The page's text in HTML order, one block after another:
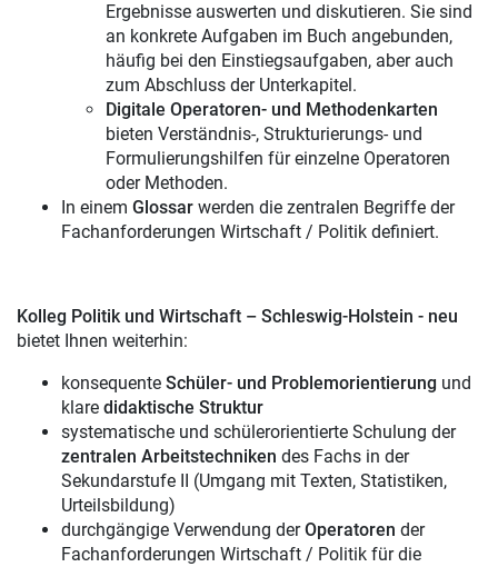
Ergebnisse auswerten und diskutieren. Sie sind
an konkrete Aufgaben im Buch angebunden,
häufig bei den Einstiegsaufgaben, aber auch
zum Abschluss der Unterkapitel.
Digitale Operatoren- und Methodenkarten
bieten Verständnis-, Strukturierungs- und
Formulierungshilfen für einzelne Operatoren
oder Methoden.
In einem Glossar werden die zentralen Begriffe der
Fachanforderungen Wirtschaft / Politik definiert.
Kolleg Politik und Wirtschaft – Schleswig-Holstein - neu
bietet Ihnen weiterhin:
konsequente Schüler- und Problemorientierung und
klare didaktische Struktur
systematische und schülerorientierte Schulung der
zentralen Arbeitstechniken des Fachs in der
Sekundarstufe II (Umgang mit Texten, Statistiken,
Urteilsbildung)
durchgängige Verwendung derOperatoren der
Fachanforderungen Wirtschaft / Politik für die